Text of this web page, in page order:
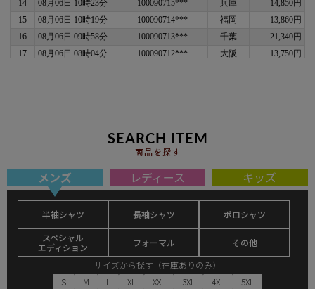
SEARCH ITEM
商品を探す
メンズ レディース キッズ
半袖シャツ 長袖シャツ
ポロシャツ
スペシャル
エディション
フォーマル
その他
サイズから探す（在庫ありのみ）
S
M L XL XXL 3XL 4XL
5XL